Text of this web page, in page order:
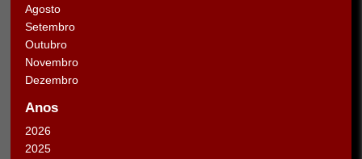
Agosto
Setembro
Outubro
Novembro
Dezembro
Anos
2026
2025